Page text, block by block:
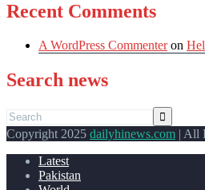
Recent Comments
A WordPress Commenteron
Search news
Copyright 2025 dailyhinews.com | All
Latest
Pakistan